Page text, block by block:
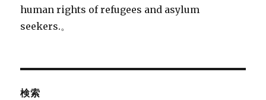
human rights of refugees and asylum
seekers.。
検索